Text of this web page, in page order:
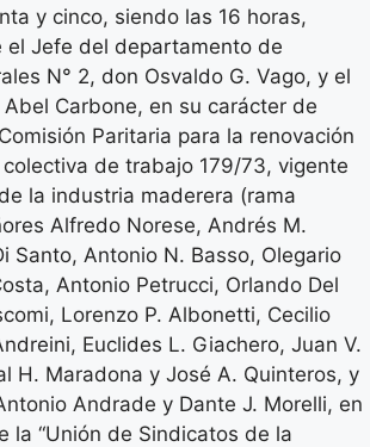
y cinco, siendo las 16 horas,
el Jefe del departamento de
N° 2, don Osvaldo G. Vago, y el
Carbone, en su carácter de
Paritaria para la renovación
de trabajo 179/73, vigente
la industria maderera (rama
Alfredo Norese, Andrés M.
Santo, Antonio N. Basso, Olegario
Antonio Petrucci, Orlando Del
Lorenzo P. Albonetti, Cecilio
Euclides L. Giachero, Juan V.
H. Maradona y José A. Quinteros, y
Andrade y Dante J. Morelli, en
la “Unión de Sindicatos de la